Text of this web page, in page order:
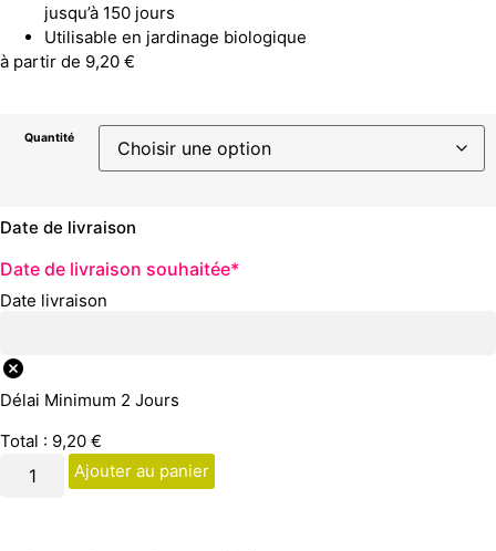
jusqu’à 150 jours
Utilisable en jardinage biologique
à partir de 9,20 €
Quantité
Date de livraison
Date de livraison souhaitée*
Date livraison
Délai Minimum 2 Jours
Total : 9,20 €
Ajouter au panier